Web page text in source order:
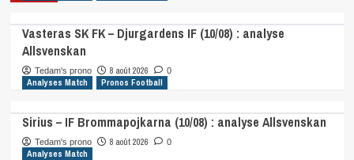
Vasteras SK FK – Djurgardens IF (10/08) : analyse
Allsvenskan
Tedam's prono 8 août 2026 0
Analyses Match Pronos Football
Sirius – IF Brommapojkarna (10/08) : analyse Allsvenskan
Tedam's prono 8 août 2026 0
Analyses Match